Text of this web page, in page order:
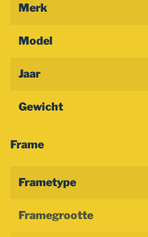
Merk
Model
Jaar
Gewicht
Frame
Frametype
Framegrootte